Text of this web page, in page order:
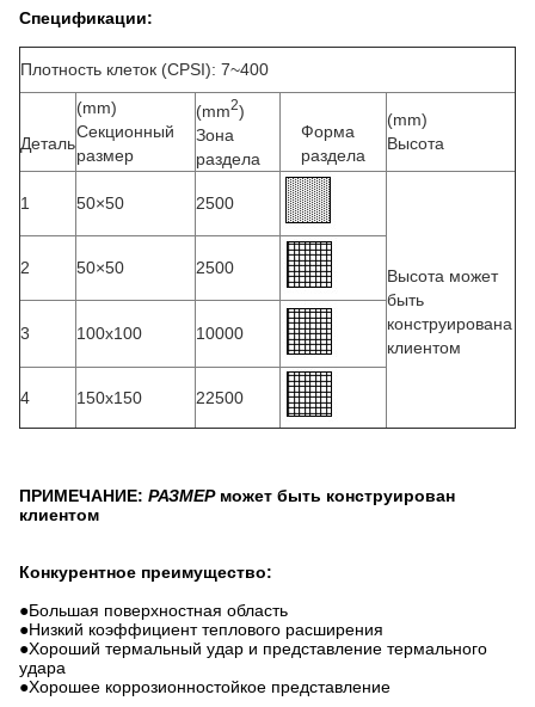
Спецификации:
Плотность клеток (CPSI): 7~400
Деталь
(mm)
Секционный
размер
(mm2)
Зона
раздела
Форма
раздела
(mm)
Высота
1 50×50 2500
Высота может
быть
конструирована
клиентом
2 50×50 2500
3 100x100 10000
4 150x150 22500
ПРИМЕЧАНИЕ: РАЗМЕРможет быть конструирован
клиентом
Конкурентное преимущество:
●Большая поверхностная область
●Низкий коэффициент теплового расширения
●Хороший термальный удар и представление термального
удара
●Хорошее коррозионностойкое представление